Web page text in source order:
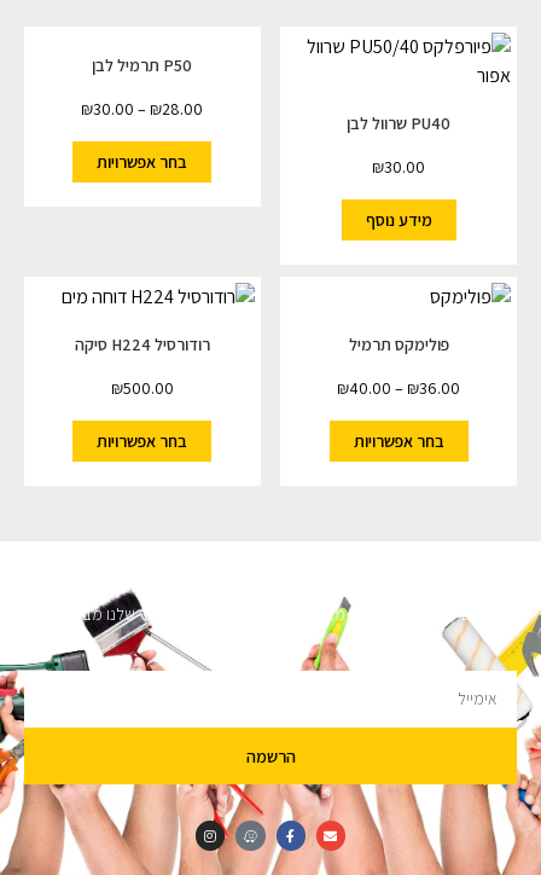
PU40 שרוול לבן
₪30.00
מידע נוסף
P50 תרמיל לבן
₪28.00
–
₪30.00
בחר אפשרויות
פולימקס תרמיל
₪36.00
–
₪40.00
בחר אפשרויות
רודורסיל H224 סיקה
₪500.00
בחר אפשרויות
השארו מעודכנים
מעוניינים לקבל עדכונים על מבצעים והנחות הירשמו לניוזלטר שלנו מבטיחים לא
הרשמה